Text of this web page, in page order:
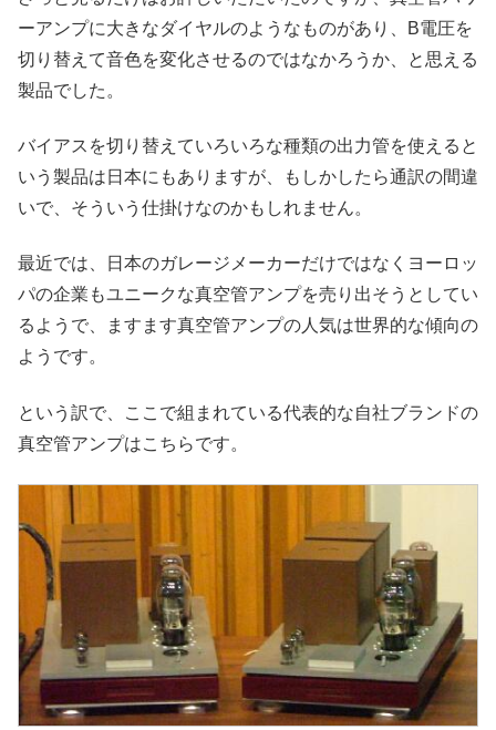
ーアンプに大きなダイヤルのようなものがあり、B電圧を
切り替えて音色を変化させるのではなかろうか、と思える
製品でした。
バイアスを切り替えていろいろな種類の出力管を使えると
いう製品は日本にもありますが、もしかしたら通訳の間違
いで、そういう仕掛けなのかもしれません。
最近では、日本のガレージメーカーだけではなくヨーロッ
パの企業もユニークな真空管アンプを売り出そうとしてい
るようで、ますます真空管アンプの人気は世界的な傾向の
ようです。
という訳で、ここで組まれている代表的な自社ブランドの
真空管アンプはこちらです。